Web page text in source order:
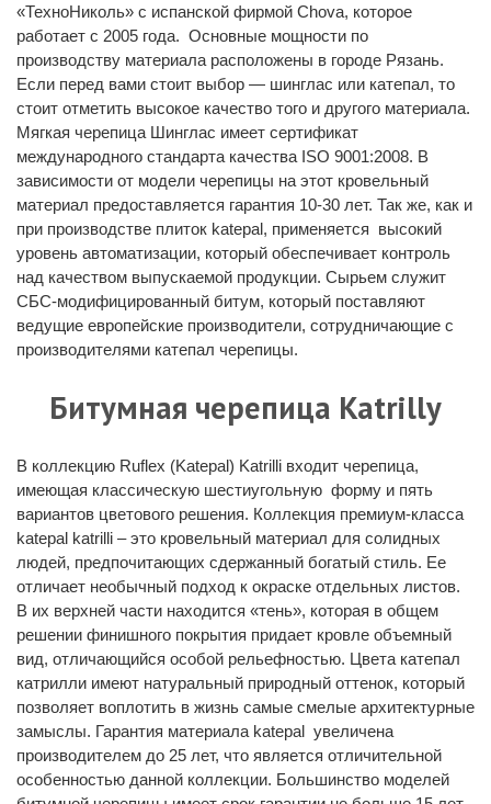
«ТехноНиколь» с испанской фирмой Chova, которое
работает с 2005 года. Основные мощности по
производству материала расположены в городе Рязань.
Если перед вами стоит выбор — шинглас или катепал, то
стоит отметить высокое качество того и другого материала.
Мягкая черепица Шинглас имеет сертификат
международного стандарта качества ISO 9001:2008. В
зависимости от модели черепицы на этот кровельный
материал предоставляется гарантия 10-30 лет. Так же, как и
при производстве плиток katepal, применяется высокий
уровень автоматизации, который обеспечивает контроль
над качеством выпускаемой продукции. Сырьем служит
СБС-модифицированный битум, который поставляют
ведущие европейские производители, сотрудничающие с
производителями катепал черепицы.
Битумная черепица Katrilly
В коллекцию Ruflex (Katepal) Katrilli входит черепица,
имеющая классическую шестиугольную форму и пять
вариантов цветового решения. Коллекция премиум-класса
katepal katrilli – это кровельный материал для солидных
людей, предпочитающих сдержанный богатый стиль. Ее
отличает необычный подход к окраске отдельных листов.
В их верхней части находится «тень», которая в общем
решении финишного покрытия придает кровле объемный
вид, отличающийся особой рельефностью. Цвета катепал
катрилли имеют натуральный природный оттенок, который
позволяет воплотить в жизнь самые смелые архитектурные
замыслы. Гарантия материала katepal увеличена
производителем до 25 лет, что является отличительной
особенностью данной коллекции. Большинство моделей